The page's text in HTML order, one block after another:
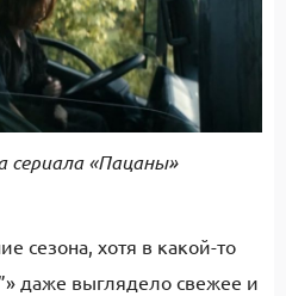
сериала «Пацаны»
сезона, хотя в какой-то
даже выглядело свежее и